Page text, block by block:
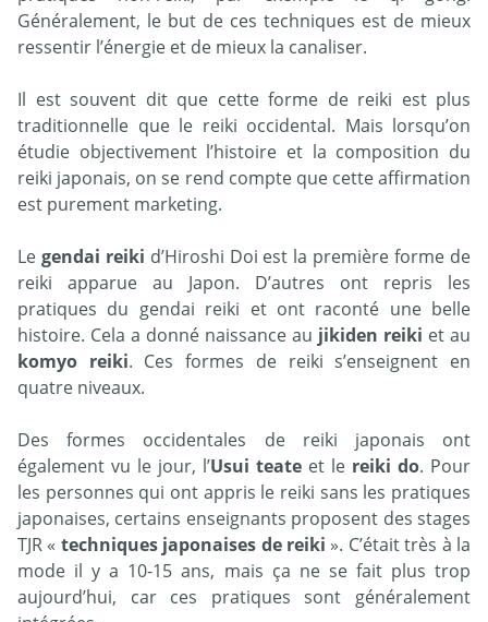
Généralement, le but de ces techniques est de mieux
ressentir l’énergie et de mieux la canaliser.
Il est souvent dit que cette forme de reiki est plus
traditionnelle que le reiki occidental. Mais lorsqu’on
étudie objectivement l’histoire et la composition du
reiki japonais, on se rend compte que cette affirmation
est purement marketing.
Le gendai reiki d’Hiroshi Doi est la première forme de
reiki apparue au Japon. D’autres ont repris les
pratiques du gendai reiki et ont raconté une belle
histoire. Cela a donné naissance au jikiden reiki et au
komyo reiki. Ces formes de reiki s’enseignent en
quatre niveaux.
Des formes occidentales de reiki japonais ont
également vu le jour, l’Usui teate et le reiki do. Pour
les personnes qui ont appris le reiki sans les pratiques
japonaises, certains enseignants proposent des stages
TJR « techniques japonaises de reiki ». C’était très à la
mode il y a 10-15 ans, mais ça ne se fait plus trop
aujourd’hui, car ces pratiques sont généralement